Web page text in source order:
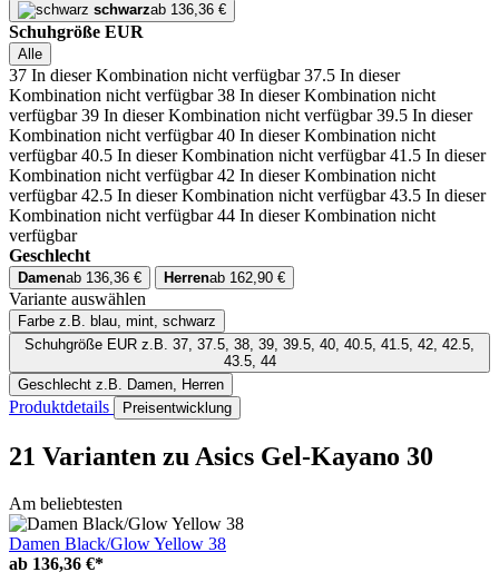
schwarzab 136,36 €
Schuhgröße EUR
Alle
37 In dieser Kombination nicht verfügbar 37.5 In dieser
Kombination nicht verfügbar 38 In dieser Kombination nicht
verfügbar 39 In dieser Kombination nicht verfügbar 39.5 In dieser
Kombination nicht verfügbar 40 In dieser Kombination nicht
verfügbar 40.5 In dieser Kombination nicht verfügbar 41.5 In dieser
Kombination nicht verfügbar 42 In dieser Kombination nicht
verfügbar 42.5 In dieser Kombination nicht verfügbar 43.5 In dieser
Kombination nicht verfügbar 44 In dieser Kombination nicht
verfügbar
Geschlecht
Damenab 136,36 € Herrenab 162,90 €
Variante auswählen
Farbe z.B. blau, mint, schwarz
Schuhgröße EUR
43.5, 44
Geschlecht z.B. Damen, Herren
Produktdetails Preisentwicklung
21 Varianten zu Asics Gel-Kayano 30
Am beliebtesten
Damen Black/Glow Yellow 38
ab 136,36 €*